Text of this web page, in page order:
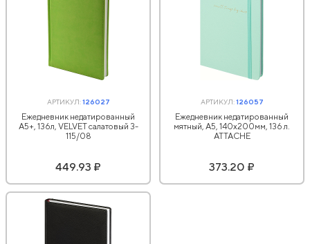
АРТИКУЛ:126027
Ежедневник недатированный
А5+, 136л, VELVET салатовый 3-
115/08
449.93 ₽
АРТИКУЛ:126057
Ежедневник недатированный
мятный, А5, 140x200мм, 136 л.
ATTACHE
373.20 ₽